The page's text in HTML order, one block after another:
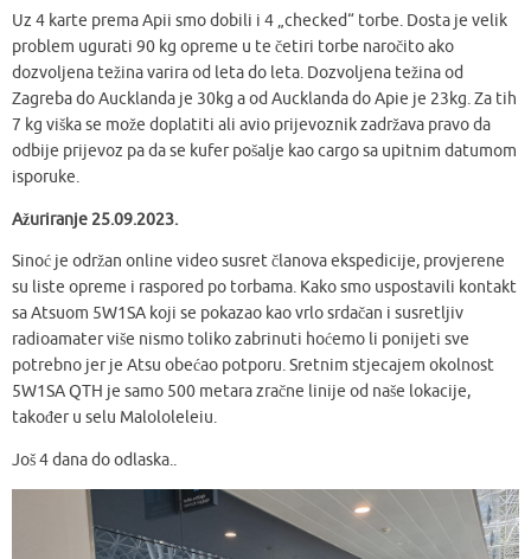
Uz 4 karte prema Apii smo dobili i 4 „checked“ torbe. Dosta je velik
problem ugurati 90 kg opreme u te četiri torbe naročito ako
dozvoljena težina varira od leta do leta. Dozvoljena težina od
Zagreba do Aucklanda je 30kg a od Aucklanda do Apie je 23kg. Za tih
7 kg viška se može doplatiti ali avio prijevoznik zadržava pravo da
odbije prijevoz pa da se kufer pošalje kao cargo sa upitnim datumom
isporuke.
Ažuriranje 25.09.2023.
Sinoć je održan online video susret članova ekspedicije, provjerene
su liste opreme i raspored po torbama. Kako smo uspostavili kontakt
sa Atsuom 5W1SA koji se pokazao kao vrlo srdačan i susretljiv
radioamater više nismo toliko zabrinuti hoćemo li ponijeti sve
potrebno jer je Atsu obećao potporu. Sretnim stjecajem okolnost
5W1SA QTH je samo 500 metara zračne linije od naše lokacije,
također u selu Malololeleiu.
Još 4 dana do odlaska..